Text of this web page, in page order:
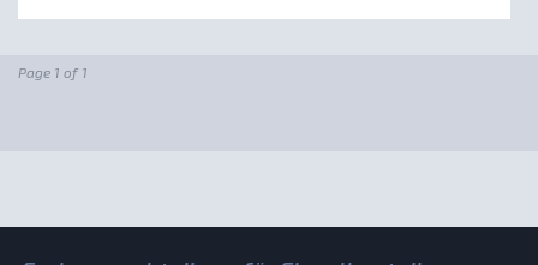
Page 1 of 1